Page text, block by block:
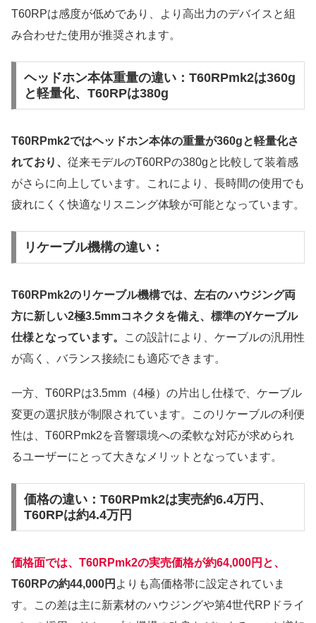
T60RPは感度が低めであり、より高出力のデバイスと組
み合わせた使用が推奨されます。
ヘッドホン本体重量の違い：T60RPmk2は360g
と軽量化、T60RPは380g
T60RPmk2ではヘッドホン本体の重量が360gと軽量化さ
れており、 従来モデルのT60RPの380gと比較して装着感
がさらに向上しています。これにより、長時間の使用でも
疲れにくく快適なリスニング体験が可能となっています。
リケーブル機構の違い：
T60RPmk2のリケーブル機構では、左右のハウジング両
方に新しい2極3.5mmコネクタを備え、標準のYケーブル
仕様となっています。
この設計により、ケーブルの汎用性
が高く、バランス接続にも適応できます。
一方、T60RPは3.5mm（4極）の片出し仕様で、ケーブル
変更の選択肢が制限されています。このリケーブルの利便
性は、T60RPmk2を音響環境への柔軟な対応が求められ
るユーザーにとって大きなメリットとなっています。
価格の違い：T60RPmk2は実売約6.4万円、
T60RPは約4.4万円
価格面では、T60RPmk2の実売価格が約64,000円と、
T60RPの約44,000円 よりも高価格帯に設定されていま
す。この差は主に新素材のハウジングや第4世代RPドライ